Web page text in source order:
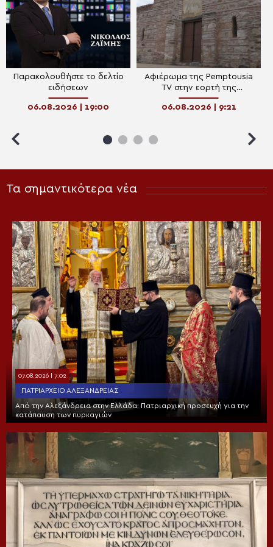
Παρακολουθήστε το δελτίο
ειδήσεων
06.08.2026 | 19:00
Αφιέρωμα της Pemptousia
TV στην εορτή της
Μεταμορφώσεως του
Σωτήρος
06.08.2026 | 9:21
Τα σημαντικότερα νέα
07.08.2026 | 7:02
ΠΑΤΡΙΑΡΧΕΊΟ ΑΛΕΞΑΝΔΡΕΊΑΣ
Από την Αλεξάνδρεια στην Ελλάδα: Πατριαρχική προσευχή για την
κατάπαυση των πυρκαγιών